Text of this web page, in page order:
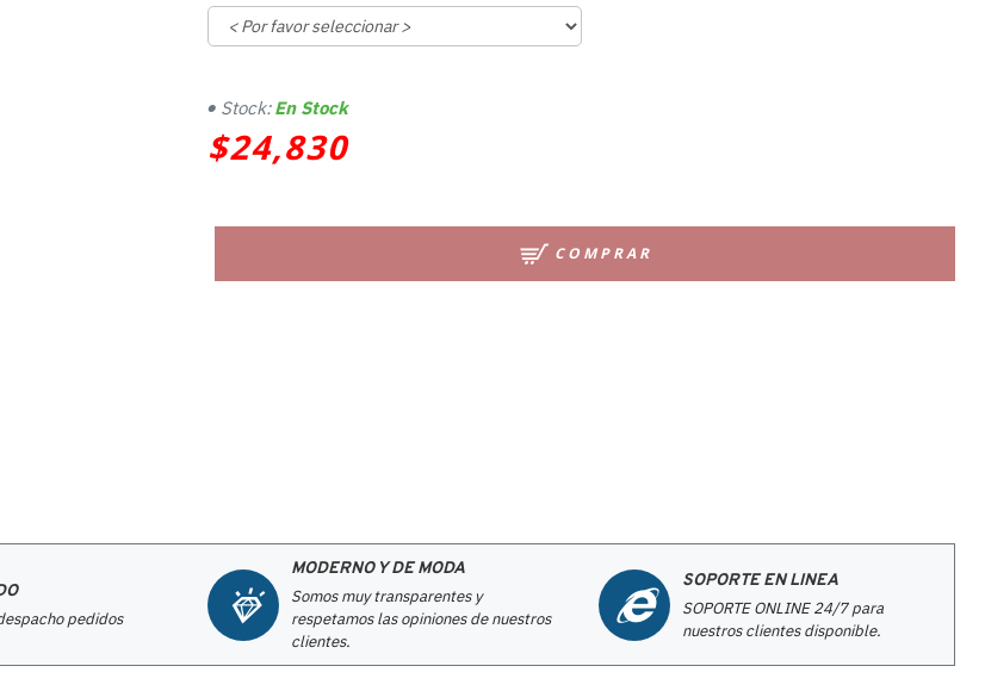
$24,830
Stock: En Stock
COMPRAR
pedidos
MODERNO Y DE MODA
Somos muy transparentes y
respetamos las opiniones de nuestros
clientes.
SOPORTE EN LINEA
SOPORTE ONLINE 24/7 para
nuestros clientes disponible.